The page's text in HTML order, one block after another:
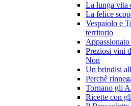
La lunga vita
La felice
Vespaiolo e
territorio
Preziosi vini
Non
Un brindisi
Perchè
Tornano gli
Ricette con